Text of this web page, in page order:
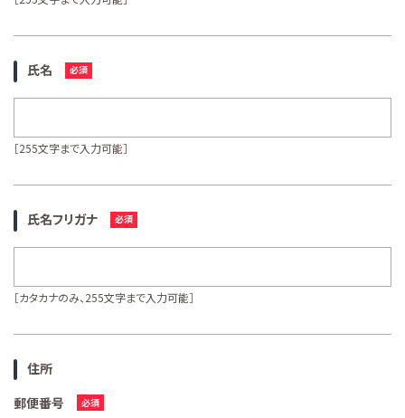
氏名
［255文字まで入力可能］
氏名フリガナ
［カタカナのみ、255文字まで入力可能］
住所
郵便番号